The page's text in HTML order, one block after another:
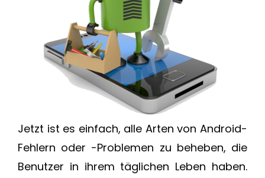
Jetzt ist es einfach, alle Arten von Android-
Fehlern oder -Problemen zu beheben, die
Benutzer in ihrem täglichen Leben haben.